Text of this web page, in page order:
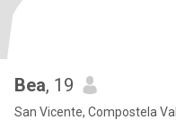
Bea, 19
San Vicente, Compostela